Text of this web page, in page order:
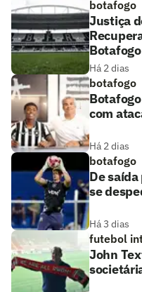
botafogo
Justiça
Botafogo
Há 2 dias
botafogo
com
Há 2 dias
botafogo
De
se
Há 3 dias
futebol
John